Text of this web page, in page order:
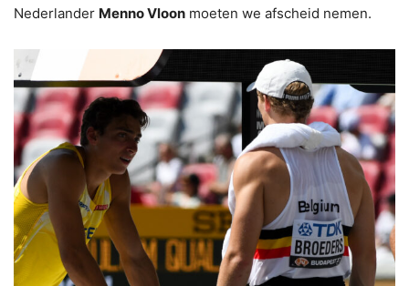
Nederlander Menno Vloon moeten we afscheid nemen.